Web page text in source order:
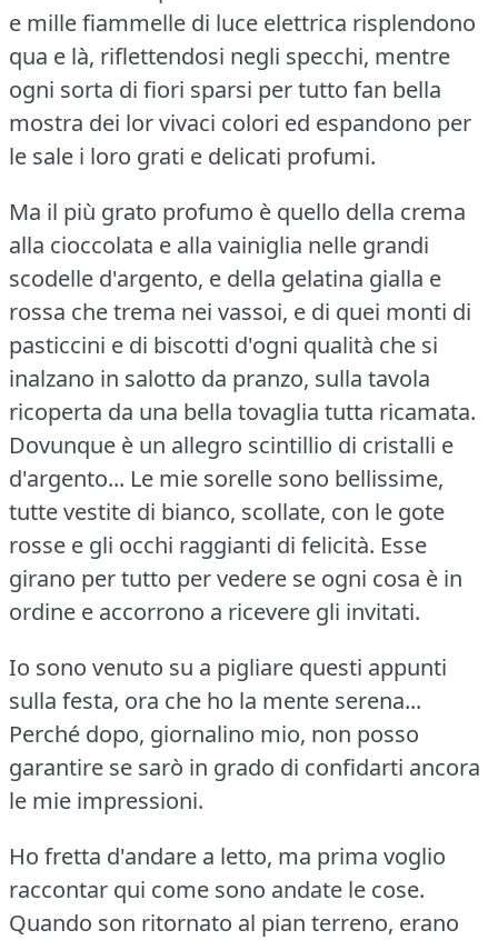
e mille fiammelle di luce elettrica risplendono
qua e là, riflettendosi negli specchi, mentre
ogni sorta di fiori sparsi per tutto fan bella
mostra dei lor vivaci colori ed espandono per
le sale i loro grati e delicati profumi.
Ma il più grato profumo è quello della crema
alla cioccolata e alla vainiglia nelle grandi
scodelle d'argento, e della gelatina gialla e
rossa che trema nei vassoi, e di quei monti di
pasticcini e di biscotti d'ogni qualità che si
inalzano in salotto da pranzo, sulla tavola
ricoperta da una bella tovaglia tutta ricamata.
Dovunque è un allegro scintillio di cristalli e
d'argento... Le mie sorelle sono bellissime,
tutte vestite di bianco, scollate, con le gote
rosse e gli occhi raggianti di felicità. Esse
girano per tutto per vedere se ogni cosa è in
ordine e accorrono a ricevere gli invitati.
Io sono venuto su a pigliare questi appunti
sulla festa, ora che ho la mente serena...
Perché dopo, giornalino mio, non posso
garantire se sarò in grado di confidarti ancora
le mie impressioni.
Ho fretta d'andare a letto, ma prima voglio
raccontar qui come sono andate le cose.
Quando son ritornato al pian terreno, erano